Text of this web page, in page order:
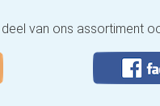
van ons assortiment